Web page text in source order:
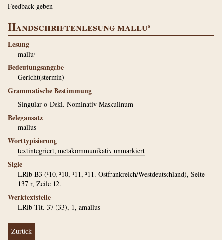
Feedback geben
Handschriftenlesung malluˢ
Lesung
malluˢ
Bedeutungsangabe
Gericht(stermin)
Grammatische Bestimmung
Singular o-Dekl. Nominativ Maskulinum
Belegansatz
mallus
Worttypisierung
textintegriert, metakommunikativ unmarkiert
Sigle
LRib B3 (¹10, ²10, ¹11, ²11. Ostfrankreich/Westdeutschland), Seite
137 r, Zeile 12.
Werktextstelle
LRib Tit. 37 (33), 1, amallus
Zurück